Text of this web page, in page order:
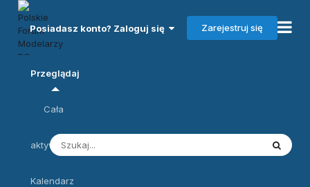
Posiadasz konto? Zaloguj się Zarejestruj się
Przeglądaj
Cała
aktywność
Kalendarz